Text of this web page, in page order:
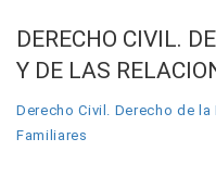
DERECHO CIVIL.
Y DE LAS
Derecho Civil. Derecho de
Familiares